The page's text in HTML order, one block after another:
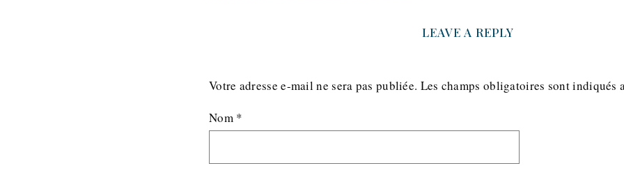
LEAVE A REPLY
Votre adresse e-mail ne sera pas publiée. Les champs obligatoires sont indiqués
Nom *